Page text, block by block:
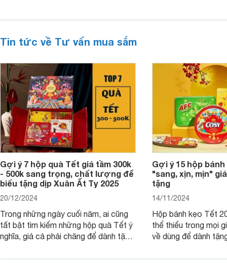
Tin tức về Tư vấn mua sắm
Gợi ý 7 hộp quà Tết giá tầm 300k
- 500k sang trọng, chất lượng để
biếu tặng dịp Xuân Ất Tỵ 2025
20/12/2024
Trong những ngày cuối năm, ai cũng
tất bật tìm kiếm những hộp quà Tết ý
nghĩa, giá cả phải chăng để dành tặng
Gợi ý 15 hộp
"sang, xịn, mịn"
tặng
14/11/2024
Hộp bánh kẹo Tết
thể thiếu trong mọi
về dùng để dành